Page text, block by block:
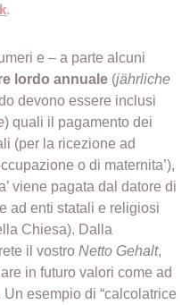
.
e – a parte alcuni
lordo annuale (jährliche
devono essere inclusi
) quali il pagamento dei
(per la ricezione ad
o di maternita’),
viene pagata dal datore di
ad enti statali e religiosi
Chiesa). Dalla
il vostro Netto Gehalt,
in futuro valori come ad
Un esempio di “calcolatrice